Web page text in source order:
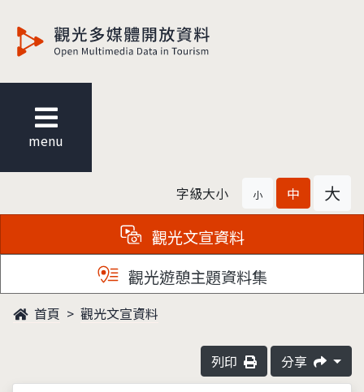
menu
字級大小 小 中 大
觀光文宣資料
觀光遊憩主題資料集
首頁 觀光文宣資料
列印 分享